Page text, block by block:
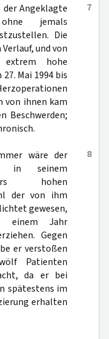
7
Angeklagte
jemals
Die
und von
hohe
Mai 1994 bis
von ihnen kam
Beschwerden;
8
wäre der
in seinem
hohen
der von ihm
gewesen,
einem Jahr
Gegen
er verstoßen
Patienten
da er bei
spätestens im
erhalten